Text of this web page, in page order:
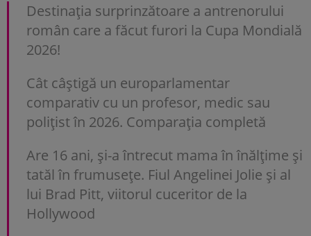
Destinația surprinzătoare a antrenorului
român care a făcut furori la Cupa Mondială
2026!
Cât câștigă un europarlamentar
comparativ cu un profesor, medic sau
polițist în 2026. Comparația completă
Are 16 ani, și-a întrecut mama în înălțime și
tatăl în frumusețe. Fiul Angelinei Jolie și al
lui Brad Pitt, viitorul cuceritor de la
Hollywood